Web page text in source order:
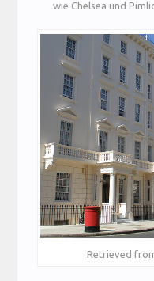
wie Chelsea und
Retrieved